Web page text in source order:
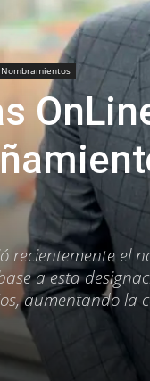
Nombramientos
recientemente el
a esta
aumentando la